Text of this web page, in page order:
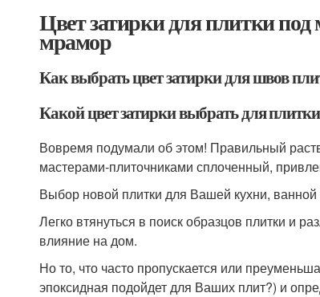
Цвет затирки для плитки
мрамор
Как выбрать цвет затирки для швов
Какой цвет затирки выбрать для
Вовремя подумали об этом! Правильный
мастерами-плиточниками сплоченный,
Выбор новой плитки для Вашей кухни,
Легко втянуться в поиск образцов плитки и
влияние на дом.
Но то, что часто пропускается или
эпоксидная подойдет для Ваших плит?) и